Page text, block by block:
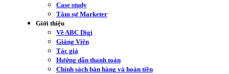
Case study
Tâm sự Marketer
Giới thiệu
Về ABC Digi
Giảng Viên
Tác giả
Hướng dẫn thanh toán
Chính sách bán hàng và hoàn tiền